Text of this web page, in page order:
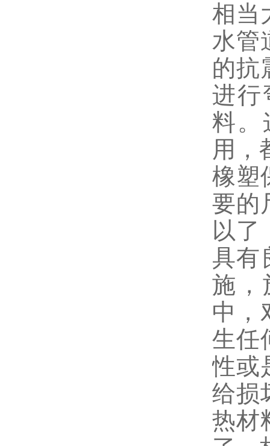
相当
水管
的抗
进行
料。
用，
橡塑
要的
以了
具有
施，
中，
生任
性或
给损
热材